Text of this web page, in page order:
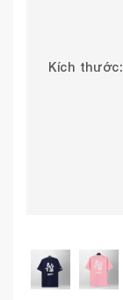
Kích thước: